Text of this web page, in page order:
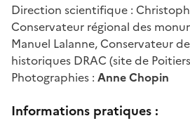
Direction scientifique :
Conservateur régional des
Manuel Lalanne, Conservateur
historiques DRAC (site de
Photographies : Anne Chopin
Informations pratiques :